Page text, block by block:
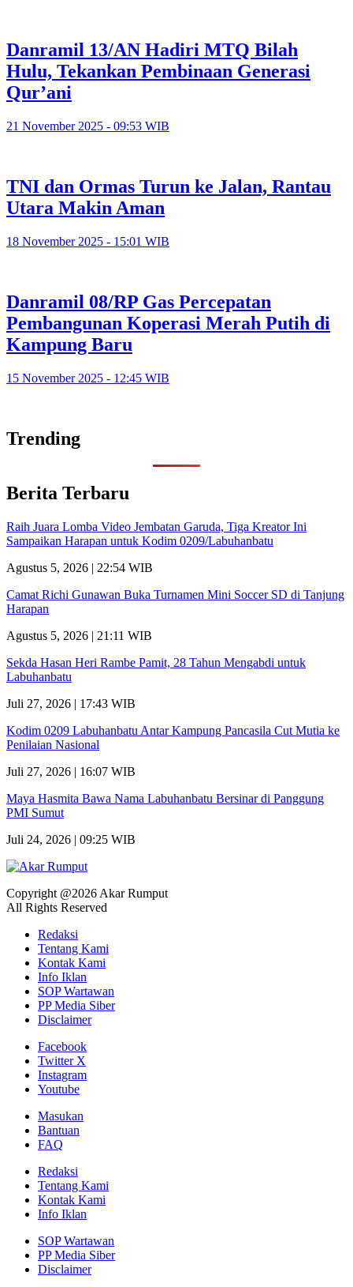
Danramil 13/AN Hadiri MTQ Bilah
Hulu, Tekankan Pembinaan Generasi
Qur’ani
21 November 2025 - 09:53 WIB
TNI dan Ormas Turun ke Jalan, Rantau
Utara Makin Aman
18 November 2025 - 15:01 WIB
Danramil 08/RP Gas Percepatan
Pembangunan Koperasi Merah Putih di
Kampung Baru
15 November 2025 - 12:45 WIB
Trending
Berita Terbaru
Raih Juara Lomba Video Jembatan Garuda, Tiga Kreator Ini
Sampaikan Harapan untuk Kodim 0209/Labuhanbatu
Agustus 5, 2026 | 22:54 WIB
Camat Richi Gunawan Buka Turnamen Mini Soccer SD di Tanjung
Harapan
Agustus 5, 2026 | 21:11 WIB
Sekda Hasan Heri Rambe Pamit, 28 Tahun Mengabdi untuk
Labuhanbatu
Juli 27, 2026 | 17:43 WIB
Kodim 0209 Labuhanbatu Antar Kampung Pancasila Cut Mutia ke
Penilaian Nasional
Juli 27, 2026 | 16:07 WIB
Maya Hasmita Bawa Nama Labuhanbatu Bersinar di Panggung
PMI Sumut
Juli 24, 2026 | 09:25 WIB
Copyright @2026 Akar Rumput
All Rights Reserved
Redaksi
Tentang Kami
Kontak Kami
Info Iklan
SOP Wartawan
PP Media Siber
Disclaimer
Facebook
Twitter X
Instagram
Youtube
Masukan
Bantuan
FAQ
Redaksi
Tentang Kami
Kontak Kami
Info Iklan
SOP Wartawan
PP Media Siber
Disclaimer